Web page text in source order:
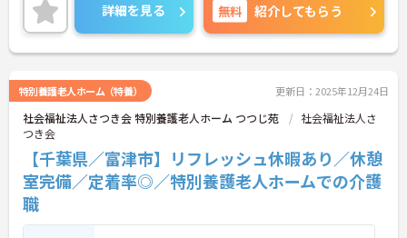
詳細を見る 無料 紹介してもらう
特別養護老人ホーム（特養） 更新日：2025年12月24日
社会福祉法人さつき会 特別養護老人ホーム つつじ苑
社会福祉法人さ
つき会
【千葉県／富津市】リフレッシュ休暇あり／休憩
室完備／定着率◎／特別養護老人ホームでの介護
職